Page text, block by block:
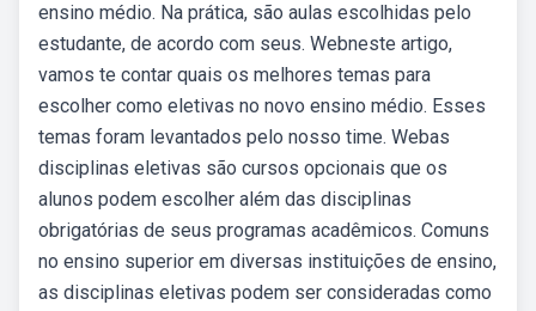
ensino médio. Na prática, são aulas escolhidas pelo
estudante, de acordo com seus. Webneste artigo,
vamos te contar quais os melhores temas para
escolher como eletivas no novo ensino médio. Esses
temas foram levantados pelo nosso time. Webas
disciplinas eletivas são cursos opcionais que os
alunos podem escolher além das disciplinas
obrigatórias de seus programas acadêmicos. Comuns
no ensino superior em diversas instituições de ensino,
as disciplinas eletivas podem ser consideradas como